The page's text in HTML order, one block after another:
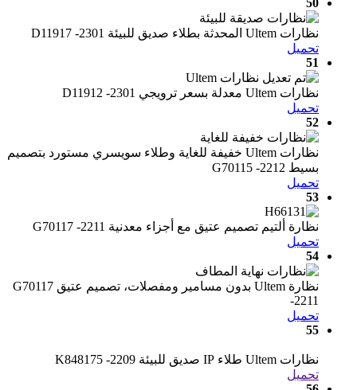
50
نظارات Ultem المحدثة بطلاء صديق للبيئة D11917 -2301
تحميل
51
نظارات Ultem معدلة بسعر ترويجي D11912 -2301
تحميل
52
نظارات Ultem خفيفة للغاية وطلاء سويسري مستورد بتصميم
بسيط G70115 -2212
تحميل
53
نظارة ألتيم تصميم عتيق مع أجزاء معدنية G70117 -2211
تحميل
54
نظارة Ultem بدون مسامير ومفصلات، تصميم عتيق G70117
-2211
تحميل
55
نظارات Ultem طلاء IP صديق للبيئة K848175 -2209
تحميل